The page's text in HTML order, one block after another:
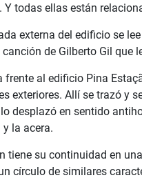
Y todas ellas están
externa del edificio se
canción de Gilberto Gil que
frente al edificio Pina
exteriores. Allí se trazó y
desplazó en sentido
y la acera.
tiene su continuidad en
círculo de similares